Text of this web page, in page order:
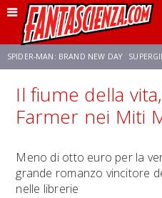
SPIDER-MAN: BRAND NEW DAY
FRANCO RICCIARDIELLO ZENDAYA
Il fiume della
Farmer nei Miti
Meno di otto euro per la
grande romanzo vincitore
nelle librerie